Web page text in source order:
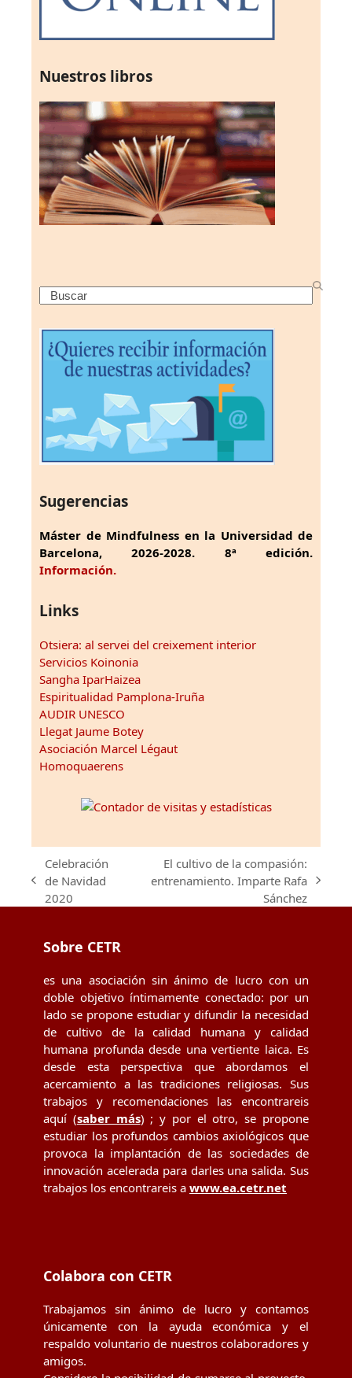
Nuestros libros
Search
Sugerencias
Máster de Mindfulness en la Universidad de
Barcelona, 2026-2028. 8ª edición.
Información.
Links
Otsiera: al servei del creixement interior
Servicios Koinonia
Sangha IparHaizea
Espiritualidad Pamplona-Iruña
AUDIR UNESCO
Llegat Jaume Botey
Asociación Marcel Légaut
Homoquaerens
previous
post:
Celebración
de Navidad
2020
next
post:
El cultivo de la compasión:
entrenamiento. Imparte Rafa
Sánchez
Sobre CETR
es una asociación sin ánimo de lucro con un
doble objetivo íntimamente conectado: por un
lado se propone estudiar y difundir la necesidad
de cultivo de la calidad humana y calidad
humana profunda desde una vertiente laica. Es
desde esta perspectiva que abordamos el
acercamiento a las tradiciones religiosas. Sus
trabajos y recomendaciones las encontrareis
aquí (saber más) ; y por el otro, se propone
estudiar los profundos cambios axiológicos que
provoca la implantación de las sociedades de
innovación acelerada para darles una salida. Sus
trabajos los encontrareis a www.ea.cetr.net
Colabora con CETR
Trabajamos sin ánimo de lucro y contamos
únicamente con la ayuda económica y el
respaldo voluntario de nuestros colaboradores y
amigos.